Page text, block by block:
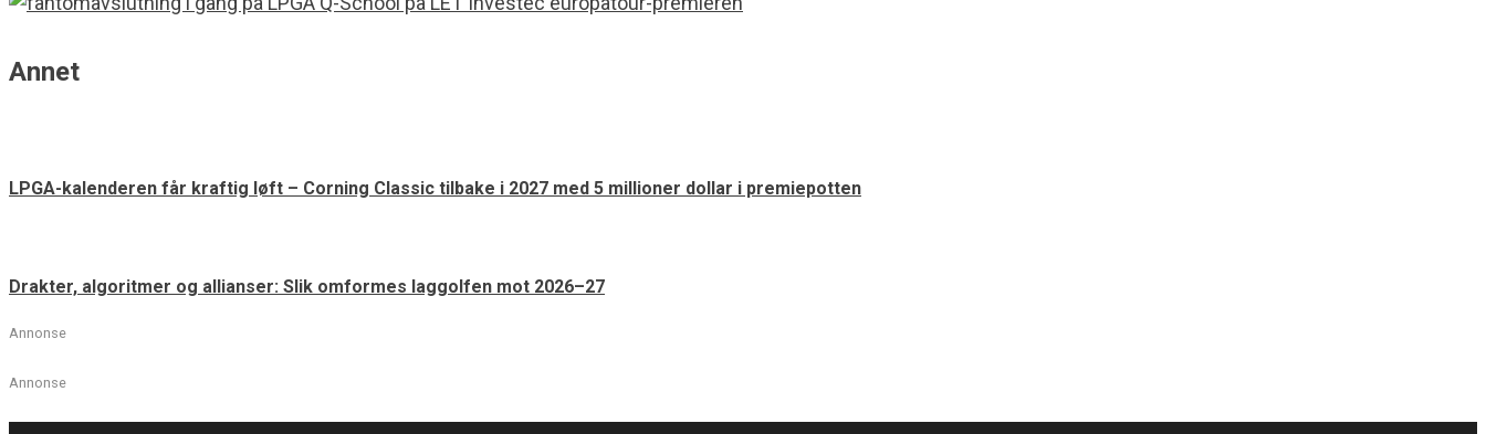
Annet
LPGA-kalenderen får kraftig løft – Corning Classic tilbake i 2027 med 5 millioner dollar i premiepotten
Drakter, algoritmer og allianser: Slik omformes laggolfen mot 2026–27
Annonse
Annonse